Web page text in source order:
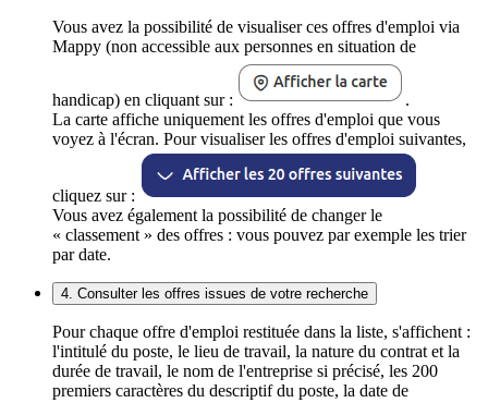
Vous avez la possibilité de visualiser ces offres d'emploi via
Mappy (non accessible aux personnes en situation de
handicap) en cliquant sur :
.
La carte affiche uniquement les offres d'emploi que vous
voyez à l'écran. Pour visualiser les offres d'emploi suivantes,
cliquez sur :
Vous avez également la possibilité de changer le
« classement » des offres : vous pouvez par exemple les trier
par date.
4. Consulter les offres issues de votre recherche
Pour chaque offre d'emploi restituée dans la liste, s'affichent :
l'intitulé du poste, le lieu de travail, la nature du contrat et la
durée de travail, le nom de l'entreprise si précisé, les 200
premiers caractères du descriptif du poste, la date de